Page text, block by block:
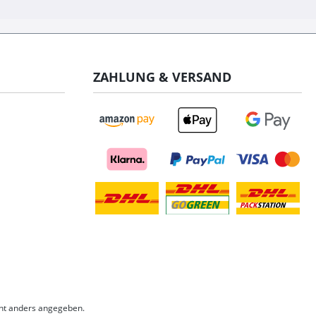
ZAHLUNG & VERSAND
anders angegeben.